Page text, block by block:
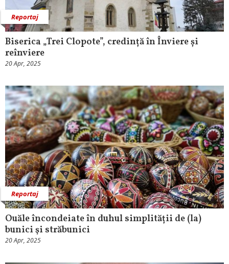
Reportaj
Biserica „Trei Clopote”, credință în Înviere și
reînviere
20 Apr, 2025
Reportaj
Ouăle încondeiate în duhul simplității de (la)
bunici şi străbunici
20 Apr, 2025